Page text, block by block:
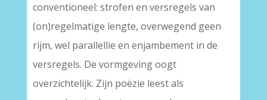
conventioneel: strofen en versregels van
(on)regelmatige lengte, overwegend geen
rijm, wel parallellie en enjambement in de
versregels. De vormgeving oogt
overzichtelijk. Zijn poëzie leest als